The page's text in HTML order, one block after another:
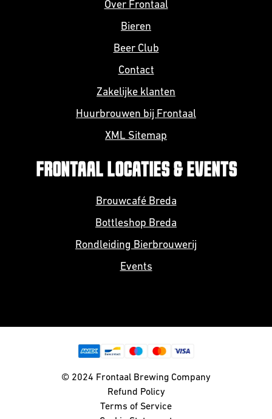
Over Frontaal
Bieren
Beer Club
Contact
Zakelijke klanten
Huurbrouwen bij Frontaal
XML Sitemap
FRONTAAL LOCATIES & EVENTS
Brouwcafé Breda
Bottleshop Breda
Rondleiding Bierbrouwerij
Events
© 2024 Frontaal Brewing Company
Refund Policy
Terms of Service